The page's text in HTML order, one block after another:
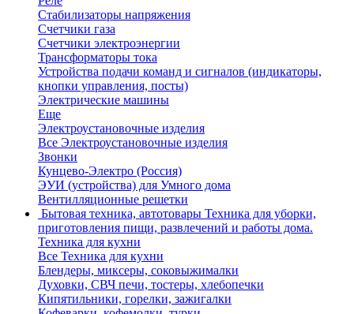
Стабилизаторы напряжения
Счетчики газа
Счетчики электроэнергии
Трансформаторы тока
Устройства подачи команд и сигналов (индикаторы,
кнопки управления, посты)
Электрические машины
Еще
Электроустановочные изделия
Все Электроустановочные изделия
Звонки
Кунцево-Электро (Россия)
ЭУИ (устройства) для Умного дома
Вентилляционные решетки
Бытовая техника, автотовары Техника для уборки,
приготовления пищи, развлечений и работы дома.
Техника для кухни
Все Техника для кухни
Блендеры, миксеры, соковыжималки
Духовки, СВЧ печи, тостеры, хлебопечки
Кипятильники, горелки, зажигалки